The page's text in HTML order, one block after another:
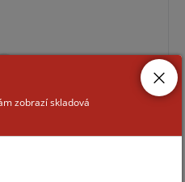
zobrazí skladová